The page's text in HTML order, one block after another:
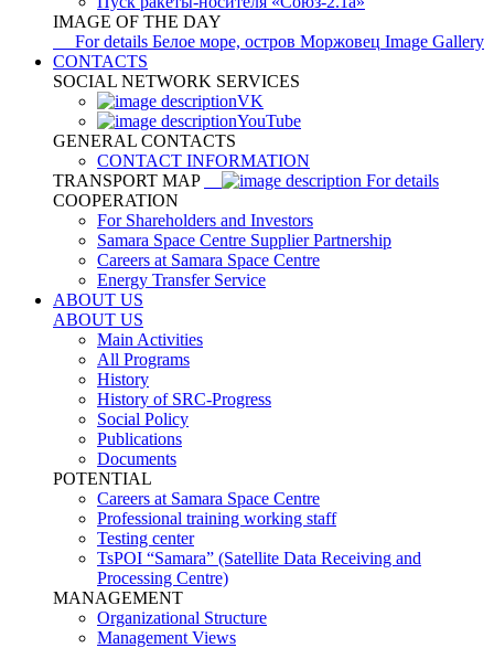
IMAGE OF THE DAY
For details Белое море, остров Моржовец Image Gallery
CONTACTS
SOCIAL NETWORK SERVICES
VK
YouTube
GENERAL CONTACTS
CONTACT INFORMATION
TRANSPORT MAP
For details
COOPERATION
For Shareholders and Investors
Samara Space Centre Supplier Partnership
Careers at Samara Space Centre
Energy Transfer Service
ABOUT US
ABOUT US
Main Activities
All Programs
History
History of SRC-Progress
Social Policy
Publications
Documents
POTENTIAL
Careers at Samara Space Centre
Professional training working staff
Testing center
TsPOI “Samara” (Satellite Data Receiving and
Processing Centre)
MANAGEMENT
Organizational Structure
Management Views